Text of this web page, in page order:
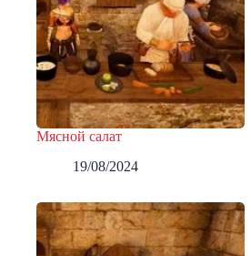
Мясной салат
19/08/2024